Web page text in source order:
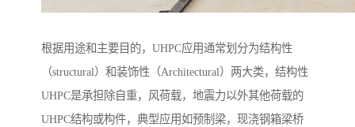
根据用途和主要目的，UHPC应用通常划分为结构性
（structural）和装饰性（Architectural）两大类，结构性
UHPC是承担除自重，风荷载，地震力以外其他荷载的
UHPC结构或构件，典型应用如预制梁，现浇钢箱梁桥